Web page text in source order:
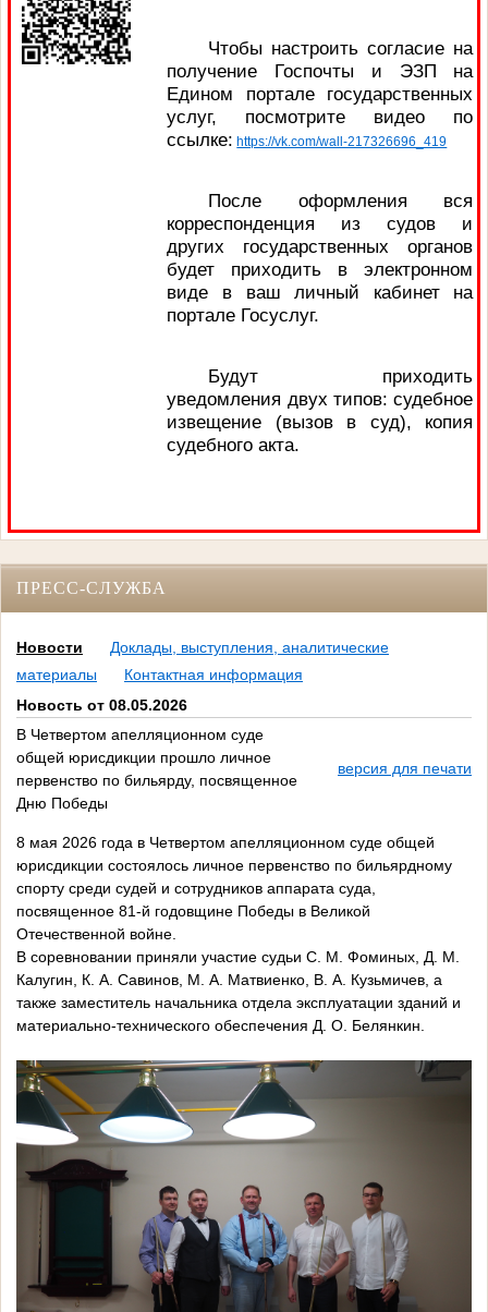
Чтобы настроить согласие на
получение Госпочты и ЭЗП на
Едином портале государственных
услуг, посмотрите видео по
ссылке: https://vk.com/wall-217326696_419
После оформления вся
корреспонденция из судов и
других государственных органов
будет приходить в электронном
виде в ваш личный кабинет на
портале Госуслуг.
Будут приходить
уведомления двух типов: судебное
извещение (вызов в суд), копия
судебного акта.
ПРЕСС-СЛУЖБА
Новости
Доклады, выступления, аналитические
материалы
Контактная информация
Новость от 08.05.2026
В Четвертом апелляционном суде
общей юрисдикции прошло личное
первенство по бильярду, посвященное
Дню Победы
версия для печати
8 мая 2026 года в Четвертом апелляционном суде общей
юрисдикции состоялось личное первенство по бильярдному
спорту среди судей и сотрудников аппарата суда,
посвященное 81-й годовщине Победы в Великой
Отечественной войне.
В соревновании приняли участие судьи С. М. Фоминых, Д. М.
Калугин, К. А. Савинов, М. А. Матвиенко, В. А. Кузьмичев, а
также заместитель начальника отдела эксплуатации зданий и
материально-технического обеспечения Д. О. Белянкин.